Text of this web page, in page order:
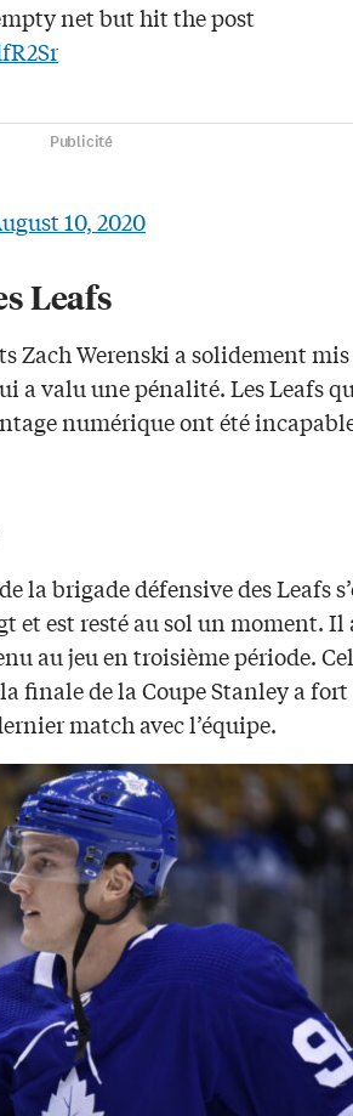
net but hit the post
Publicité
10, 2020
Leafs
Zach Werenski a solidement
a valu une pénalité. Les Leafs
numérique ont été
la brigade défensive des Leafs
et est resté au sol un moment.
au jeu en troisième période.
finale de la Coupe Stanley a fort
match avec l’équipe.